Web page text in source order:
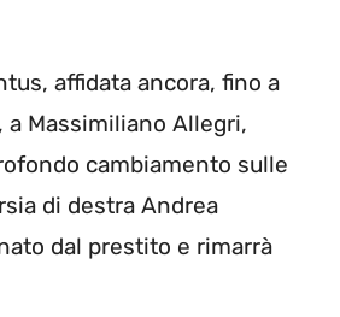
affidata ancora, fino a
a Massimiliano Allegri,
cambiamento sulle
di destra Andrea
dal prestito e rimarrà